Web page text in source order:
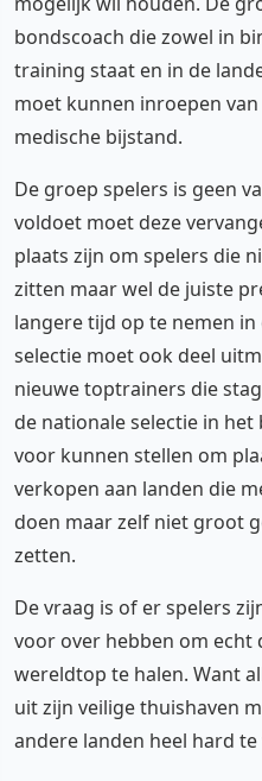
bondscoach die zowel in
training staat en in de
moet kunnen inroepen
medische bijstand.
De groep spelers is geen
voldoet moet deze
plaats zijn om spelers die
zitten maar wel de juiste
langere tijd op te nemen
selectie moet ook deel
nieuwe toptrainers die
de nationale selectie in
voor kunnen stellen om
verkopen aan landen die
doen maar zelf niet groot
zetten.
De vraag is of er spelers
voor over hebben om echt
wereldtop te halen. Want
uit zijn veilige thuishaven
andere landen heel hard